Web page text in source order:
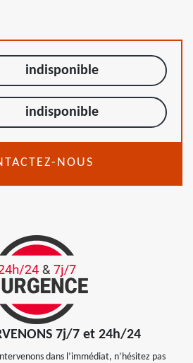
indisponible
indisponible
NOUS
7j/7 et 24h/24
dans l’immédiat, n’hésitez pas